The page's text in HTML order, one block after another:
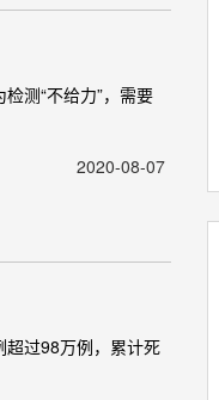
测“不给力”，需要
2020-08-07
超过98万例，累计死